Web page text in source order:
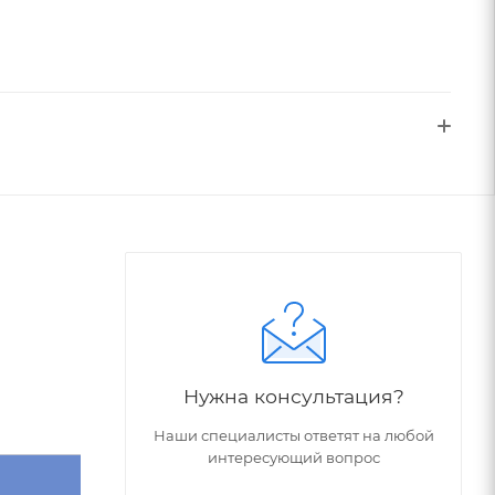
Нужна консультация?
Наши специалисты ответят на любой
интересующий вопрос